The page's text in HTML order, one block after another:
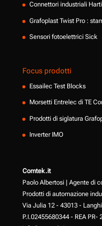
Connettori industriali
Grafoplast Twist Pro :
Sensori fotoelettrici Sick
Focus prodotti
Essailec Test Blocks
Morsetti Entrelec di TE
Prodotti di siglatura
Inverter IMO
Comtek.it
Paolo Albertosi | Agente di
Prodotti di automazione
Via Julia 12 - 43013 -
P.I.02455680344 - REA PR-